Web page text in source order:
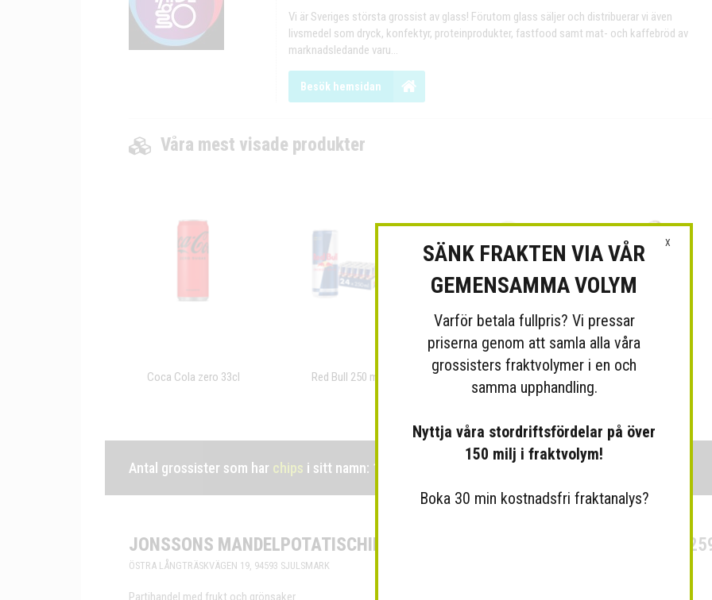
Vi är Sveriges största grossist av glass! Förutom glass säljer och distribuerar vi även
livsmedel som dryck, konfektyr, proteinprodukter, fastfood samt mat- och kaffebröd av
marknadsledande varu...
Besök hemsidan
Våra mest visade produkter
Coca Cola zero 33cl Red Bull 250 ml
Antal grossister som har chips i sitt namn: 1
JONSSONS MANDELPOTATISCHIPS AKTIEBOLAG Org.Nr: 556426-
ÖSTRA LÅNGTRÄSKVÄGEN 19, 94593 SJULSMARK
Partihandel med frukt och grönsaker
X
SÄNK FRAKTEN VIA VÅR
GEMENSAMMA VOLYM
Varför betala fullpris? Vi pressar
priserna genom att samla alla våra
grossisters fraktvolymer i en och
samma upphandling.
Nyttja våra stordriftsfördelar på över
150 milj i fraktvolym!
Boka 30 min kostnadsfri fraktanalys?